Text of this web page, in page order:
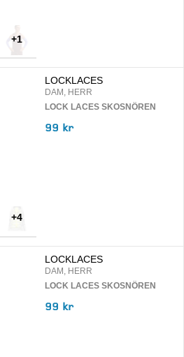
+1
+4
LOCKLACES
DAM, HERR
LOCK LACES SKOSNÖREN
99 kr
LOCKLACES
DAM, HERR
LOCK LACES SKOSNÖREN
99 kr